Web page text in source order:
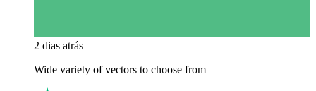
2 dias atrás
Wide variety of vectors to choose from